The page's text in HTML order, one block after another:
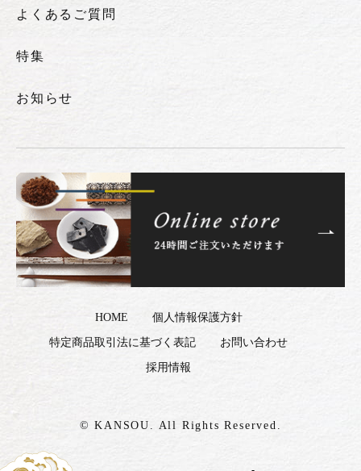
よくあるご質問
特集
お知らせ
HOME 個人情報保護方針
特定商品取引法に基づく表記 お問い合わせ
採用情報
© KANSOU. All Rights Reserved.